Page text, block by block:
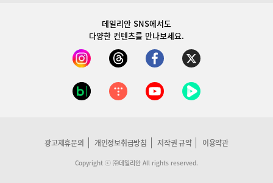
데일리안 SNS에서도
다양한 컨텐츠를 만나보세요.
광고제휴문의 개인정보취급방침 저작권 규약 이용약관
Copyright ⓒ ㈜데일리안 All rights reserved.